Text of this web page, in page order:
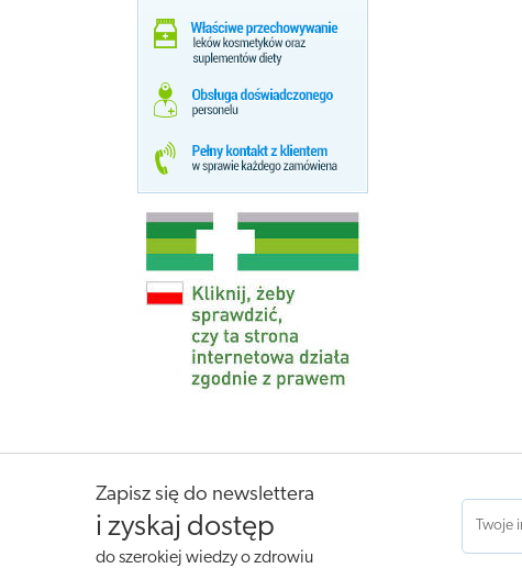
Zapisz się do newslettera
i zyskaj dostęp
do szerokiej wiedzy o zdrowiu